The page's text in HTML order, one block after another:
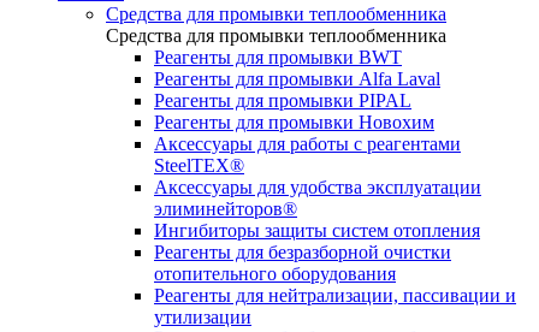
Средства для промывки теплообменника
Средства для промывки теплообменника
Реагенты для промывки BWT
Реагенты для промывки Alfa Laval
Реагенты для промывки PIPAL
Реагенты для промывки Новохим
Аксессуары для работы с реагентами
SteelTEX®
Аксессуары для удобства эксплуатации
элиминейторов®
Ингибиторы защиты систем отопления
Реагенты для безразборной очистки
отопительного оборудования
Реагенты для нейтрализации, пассивации и
утилизации